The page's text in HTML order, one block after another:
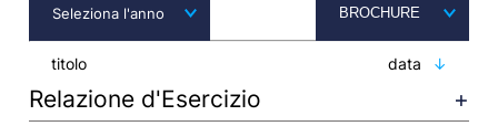
titolo data
Relazione d'Esercizio